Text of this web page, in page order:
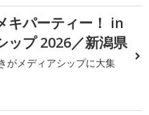
キパーティー！ in
ップ 2026／新潟県
がメディアシップに大集